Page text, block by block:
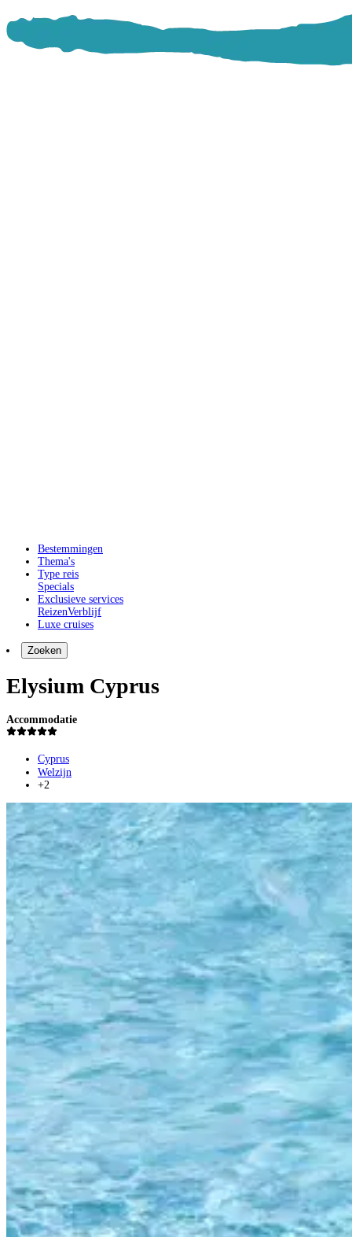
Bestemmingen
Thema's
Type reis
Specials
Exclusieve services
ReizenVerblijf
Luxe cruises
Zoeken
Elysium Cyprus
Accommodatie
Cyprus
Welzijn
+2